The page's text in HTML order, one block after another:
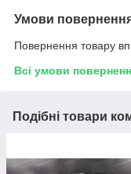
Умови
Повернення товару
Всі умови
Подібні товари